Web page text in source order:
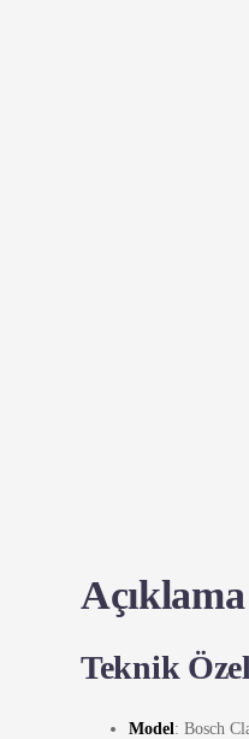
Açıklama
Teknik
Model: Bosch